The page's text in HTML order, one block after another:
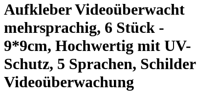
Aufkleber Videoüberwacht
mehrsprachig, 6 Stück -
9*9cm, Hochwertig mit UV-
Schutz, 5 Sprachen, Schilder
Videoüberwachung